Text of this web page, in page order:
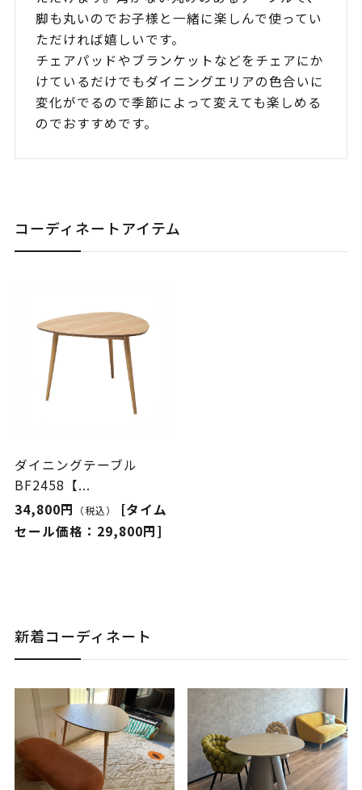
脚も丸いのでお子様と一緒に楽しんで使ってい
ただければ嬉しいです。
チェアパッドやブランケットなどをチェアにか
けているだけでもダイニングエリアの色合いに
変化がでるので季節によって変えても楽しめる
のでおすすめです。
コーディネートアイテム
ダイニングテーブル
BF2458【...
34,800円
（税込）
[タイム
セール価格：29,800円]
新着コーディネート